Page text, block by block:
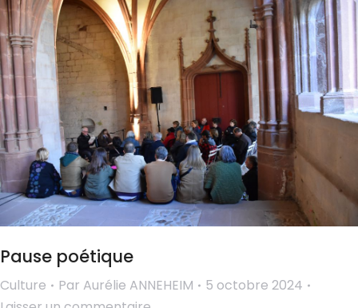
Pause poétique
Culture Par Aurélie ANNEHEIM
5 octobre 2024